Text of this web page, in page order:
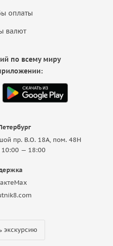
оплаты
валют
пр. В.О. 18A, пом. 48Н
— 18:00
Max
экскурсию
по всему миру